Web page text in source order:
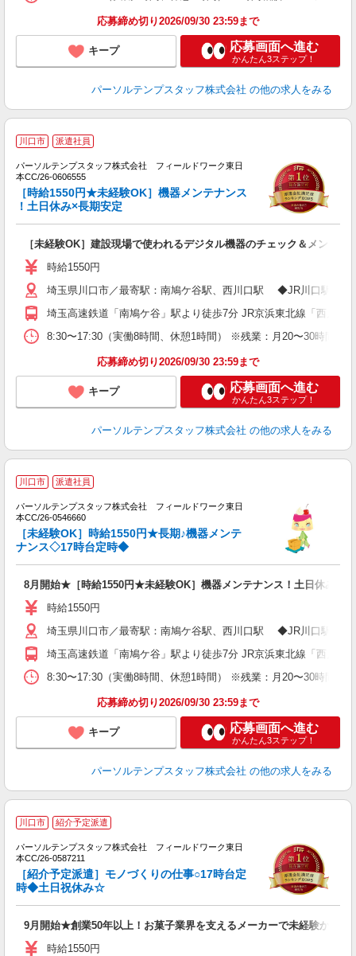
応募締め切り2026/09/30 23:59まで
キープ 応募画面へ進む
かんたん3ステップ！
パーソルテンプスタッフ株式会社 の他の求人をみる
川口市 派遣社員
パーソルテンプスタッフ株式会社 フィールドワーク東日
本CC/26-0606555
［時給1550円★未経験OK］機器メンテナンス
！土日休み×長期安定
［未経験OK］建設現場で使われるデジタル機器のチェック＆メンテナ
時給1550円
埼玉県川口市／最寄駅：南鳩ケ谷駅、西川口駅 ◆JR川口駅・西
埼玉高速鉄道「南鳩ケ谷」駅より徒歩7分 JR京浜東北線「西川口
8:30〜17:30（実働8時間、休憩1時間） ※残業：月20〜30時間程
応募締め切り2026/09/30 23:59まで
キープ 応募画面へ進む
かんたん3ステップ！
パーソルテンプスタッフ株式会社 の他の求人をみる
川口市 派遣社員
パーソルテンプスタッフ株式会社 フィールドワーク東日
本CC/26-0546660
［未経験OK］時給1550円★長期♪機器メンテ
ナンス◇17時台定時◆
8月開始★［時給1550円★未経験OK］機器メンテナンス！土日休み×長
時給1550円
埼玉県川口市／最寄駅：南鳩ケ谷駅、西川口駅 ◆JR川口駅・西
埼玉高速鉄道「南鳩ケ谷」駅より徒歩7分 JR京浜東北線「西川口
8:30〜17:30（実働8時間、休憩1時間） ※残業：月20〜30時間程
応募締め切り2026/09/30 23:59まで
キープ 応募画面へ進む
かんたん3ステップ！
パーソルテンプスタッフ株式会社 の他の求人をみる
川口市 紹介予定派遣
パーソルテンプスタッフ株式会社 フィールドワーク東日
本CC/26-0587211
［紹介予定派遣］モノづくりの仕事○17時台定
時◆土日祝休み☆
9月開始★創業50年以上！お菓子業界を支えるメーカーで未経験から
時給1550円